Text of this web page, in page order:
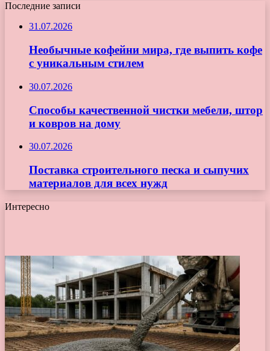
Последние записи
31.07.2026
Необычные кофейни мира, где выпить кофе
с уникальным стилем
30.07.2026
Способы качественной чистки мебели, штор
и ковров на дому
30.07.2026
Поставка строительного песка и сыпучих
материалов для всех нужд
Интересно